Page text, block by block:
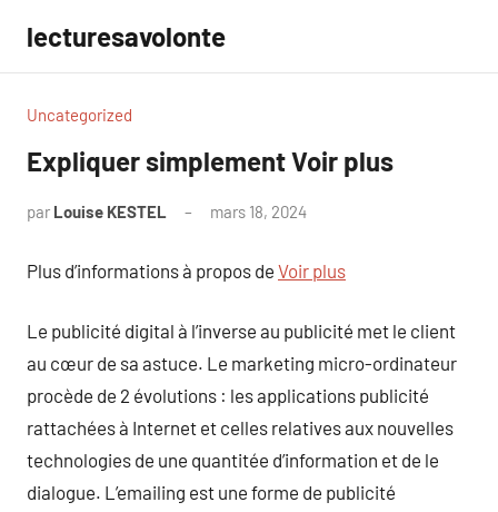
contenu
lecturesavolonte
Uncategorized
Expliquer simplement Voir plus
par Louise KESTEL mars 18, 2024
Plus d’informations à propos de Voir plus
Le publicité digital à l’inverse au publicité met le client
au cœur de sa astuce. Le marketing micro-ordinateur
procède de 2 évolutions : les applications publicité
rattachées à Internet et celles relatives aux nouvelles
technologies de une quantitée d’information et de le
dialogue. L’emailing est une forme de publicité